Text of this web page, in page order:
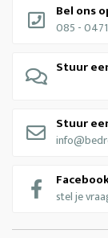
Bel ons
085 -
Stuur
Stuur
stel je